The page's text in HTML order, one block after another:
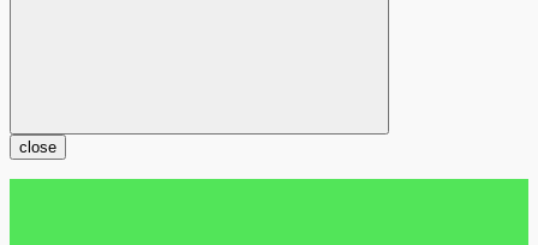
close